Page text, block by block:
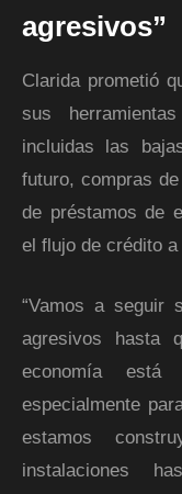
agresivos”
Clarida prometió
sus
incluidas las
futuro, compras
de préstamos de
el flujo de crédito
“Vamos a seguir
agresivos hasta
economía está
especialmente
estamos
instalaciones